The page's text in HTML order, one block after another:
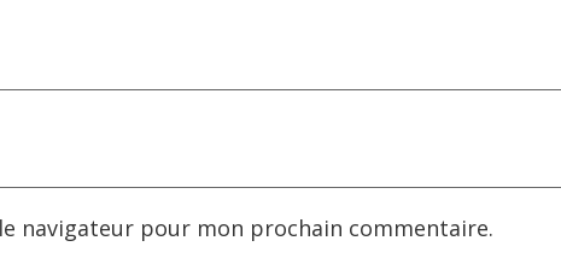
navigateur pour mon prochain commentaire.